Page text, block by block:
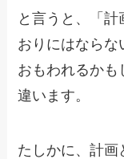
と言うと、「計
おりにはならな
おもわれるかも
違います。
たしかに、計画